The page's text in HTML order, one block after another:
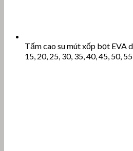
Tấm cao su mút xốp bọt EVA
15, 20, 25, 30, 35, 40, 45, 50,